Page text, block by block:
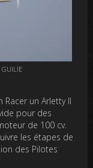
un Arletty II
pour des
de 100 cv.
les étapes de
des Pilotes